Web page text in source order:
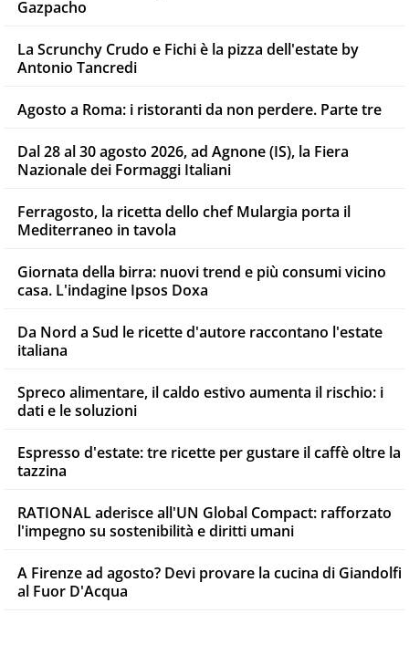
Gazpacho
La Scrunchy Crudo e Fichi è la pizza dell'estate by
Antonio Tancredi
Agosto a Roma: i ristoranti da non perdere. Parte tre
Dal 28 al 30 agosto 2026, ad Agnone (IS), la Fiera
Nazionale dei Formaggi Italiani
Ferragosto, la ricetta dello chef Mulargia porta il
Mediterraneo in tavola
Giornata della birra: nuovi trend e più consumi vicino
casa. L'indagine Ipsos Doxa
Da Nord a Sud le ricette d'autore raccontano l'estate
italiana
Spreco alimentare, il caldo estivo aumenta il rischio: i
dati e le soluzioni
Espresso d'estate: tre ricette per gustare il caffè oltre la
tazzina
RATIONAL aderisce all'UN Global Compact: rafforzato
l'impegno su sostenibilità e diritti umani
A Firenze ad agosto? Devi provare la cucina di Giandolfi
al Fuor D'Acqua